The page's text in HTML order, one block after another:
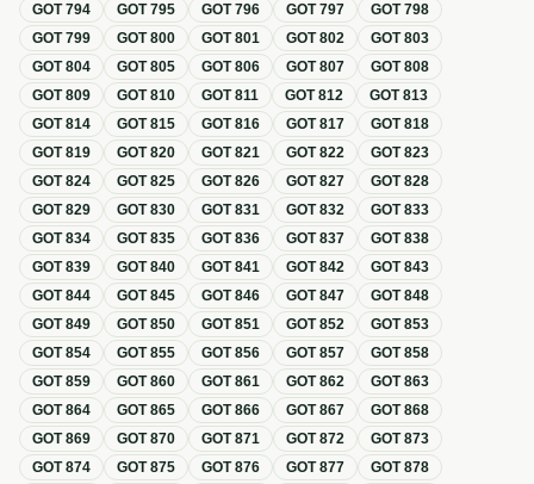
GOT794 GOT795 GOT796 GOT797 GOT798
GOT799 GOT800 GOT801 GOT802 GOT803
GOT804 GOT805 GOT806 GOT807 GOT808
GOT809 GOT810 GOT811 GOT812 GOT813
GOT814 GOT815 GOT816 GOT817 GOT818
GOT819 GOT820 GOT821 GOT822 GOT823
GOT824 GOT825 GOT826 GOT827 GOT828
GOT829 GOT830 GOT831 GOT832 GOT833
GOT834 GOT835 GOT836 GOT837 GOT838
GOT839 GOT840 GOT841 GOT842 GOT843
GOT844 GOT845 GOT846 GOT847 GOT848
GOT849 GOT850 GOT851 GOT852 GOT853
GOT854 GOT855 GOT856 GOT857 GOT858
GOT859 GOT860 GOT861 GOT862 GOT863
GOT864 GOT865 GOT866 GOT867 GOT868
GOT869 GOT870 GOT871 GOT872 GOT873
GOT874 GOT875 GOT876 GOT877 GOT878